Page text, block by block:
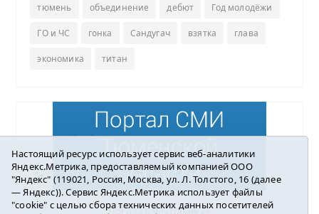
тюмень объединение дебют Год молодёжи
ГО и ЧС гонка Сандугач взятка глава
экономика титан
Погода в Ялуторовске
Настоящий ресурс использует сервис веб-аналитики
Яндекс.Метрика, предоставляемый компанией ООО
"Яндекс" (119021, Россия, Москва, ул. Л. Толстого, 16 (далее
— Яндекс)). Сервис Яндекс.Метрика использует файлы
"cookie" с целью сбора технических данных посетителей